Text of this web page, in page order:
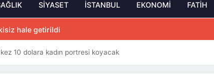
SİYASET İSTANBUL EKONOMİ FATİH
hale getirildi
10 dolara kadın portresi koyacak